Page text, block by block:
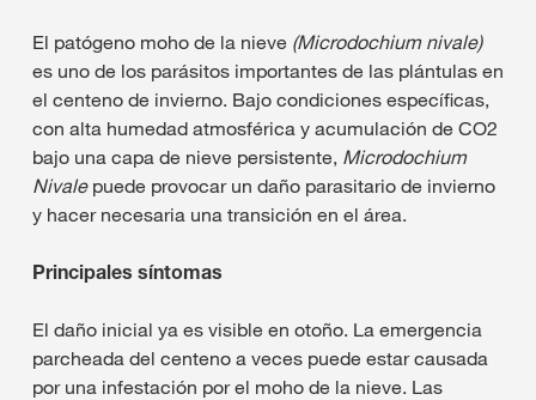
El patógeno moho de la nieve (Microdochium nivale)
es uno de los parásitos importantes de las plántulas en
el centeno de invierno. Bajo condiciones específicas,
con alta humedad atmosférica y acumulación de CO2
bajo una capa de nieve persistente, Microdochium
Nivalepuede provocar un daño parasitario de invierno
y hacer necesaria una transición en el área.
Principales síntomas
El daño inicial ya es visible en otoño. La emergencia
parcheada del centeno a veces puede estar causada
por una infestación por el moho de la nieve. Las